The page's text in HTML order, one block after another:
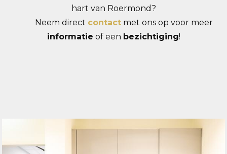
hart van Roermond?
Neem direct contactmet ons op voor meer
informatie of een bezichtiging!